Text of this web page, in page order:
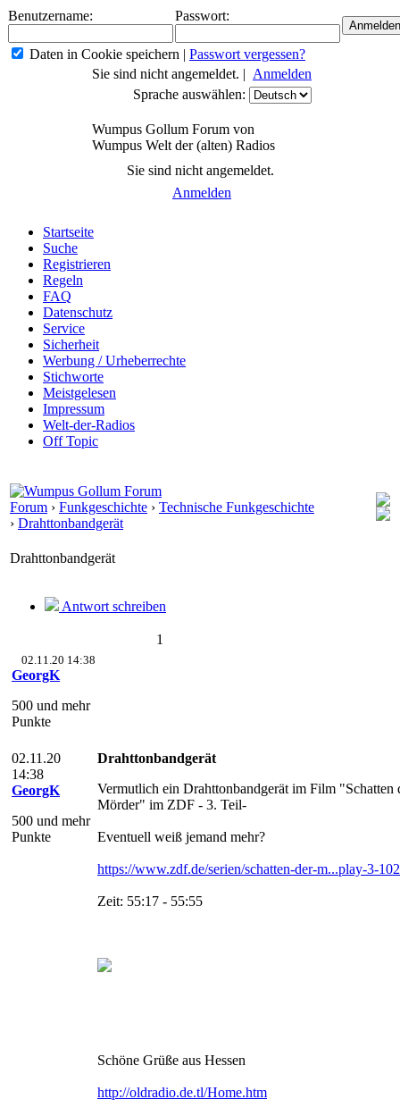
Benutzername: Passwort:
Daten in Cookie speichern | Passwort vergessen?
Sie sind nicht angemeldet. | Anmelden
Sprache auswählen:
Wumpus Gollum Forum von
Wumpus Welt der (alten) Radios
Sie sind nicht angemeldet.
Anmelden
Startseite
Suche
Registrieren
Regeln
FAQ
Datenschutz
Service
Sicherheit
Werbung / Urheberrechte
Stichworte
Meistgelesen
Impressum
Welt-der-Radios
Off Topic
Forum › Funkgeschichte › Technische Funkgeschichte
› Drahttonbandgerät
Drahttonbandgerät
Antwort schreiben
1
02.11.20 14:38
GeorgK
500 und mehr
Punkte
02.11.20
14:38
GeorgK
500 und mehr
Punkte
Drahttonbandgerät
Vermutlich ein Drahttonbandgerät im Film "Schatten
Mörder" im ZDF - 3. Teil-
Eventuell weiß jemand mehr?
https://www.zdf.de/serien/schatten-der-m...play-3-
Zeit: 55:17 - 55:55
Schöne Grüße aus Hessen
http://oldradio.de.tl/Home.htm